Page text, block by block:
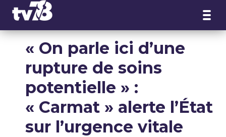
« On parle ici d’une
rupture de soins
potentielle » :
« Carmat » alerte l’État
sur l’urgence vitale
Panneau de gestion des cookies